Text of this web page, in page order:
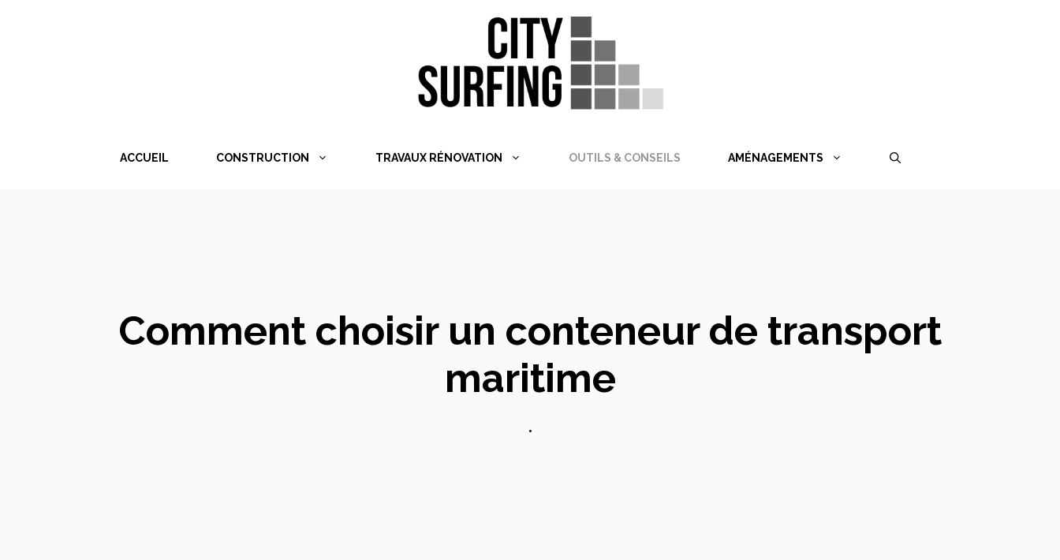
ACCUEIL CONSTRUCTION TRAVAUX RÉNOVATION OUTILS & CONSEILS AMÉNAGEMENTS
Comment choisir un conteneur de transport
maritime
•